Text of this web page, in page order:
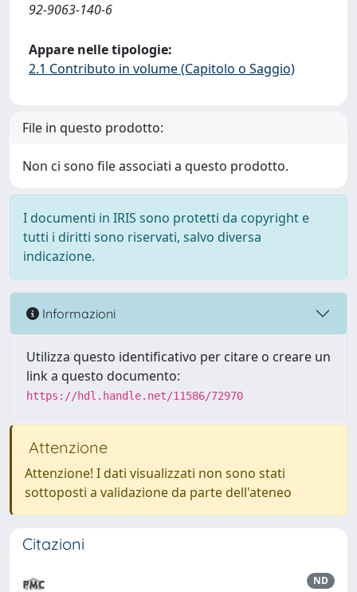
92-9063-140-6
Appare nelle tipologie:
2.1 Contributo in volume (Capitolo o Saggio)
File in questo prodotto:
Non ci sono file associati a questo prodotto.
I documenti in IRIS sono protetti da copyright e
tutti i diritti sono riservati, salvo diversa
indicazione.
Informazioni
Utilizza questo identificativo per citare o creare un
link a questo documento:
https://hdl.handle.net/11586/72970
Attenzione
Attenzione! I dati visualizzati non sono stati
sottoposti a validazione da parte dell'ateneo
Citazioni
ND